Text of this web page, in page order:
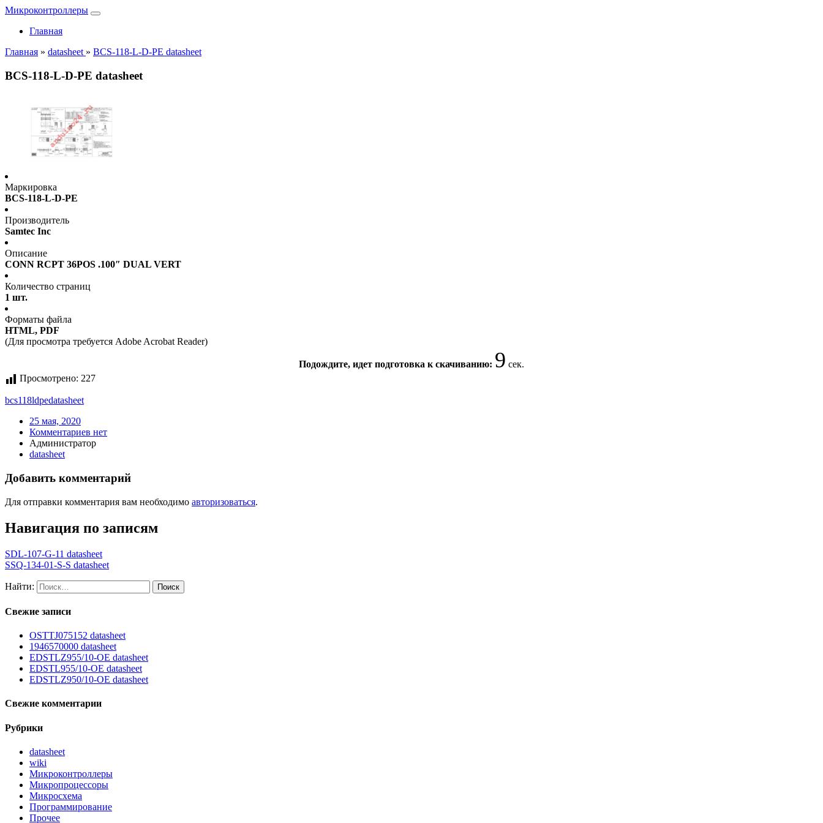
Микроконтроллеры
Главная
Главная » datasheet » BCS-118-L-D-PE datasheet
BCS-118-L-D-PE datasheet
Маркировка
BCS-118-L-D-PE
Производитель
Samtec Inc
Описание
CONN RCPT 36POS .100″ DUAL VERT
Количество страниц
1 шт.
Форматы файла
HTML, PDF
(Для просмотра требуется Adobe Acrobat Reader)
Подождите, идет подготовка к скачиванию: 9 сек.
Просмотрено: 227
bcs118ldpedatasheet
25 мая, 2020
Комментариев нет
Администратор
datasheet
Добавить комментарий
Для отправки комментария вам необходимо авторизоваться.
Навигация по записям
SDL-107-G-11 datasheet
SSQ-134-01-S-S datasheet
Найти:
Свежие записи
OSTTJ075152 datasheet
1946570000 datasheet
EDSTLZ955/10-OE datasheet
EDSTL955/10-OE datasheet
EDSTLZ950/10-OE datasheet
Свежие комментарии
Рубрики
datasheet
wiki
Микроконтроллеры
Микропроцессоры
Микросхема
Программирование
Прочее